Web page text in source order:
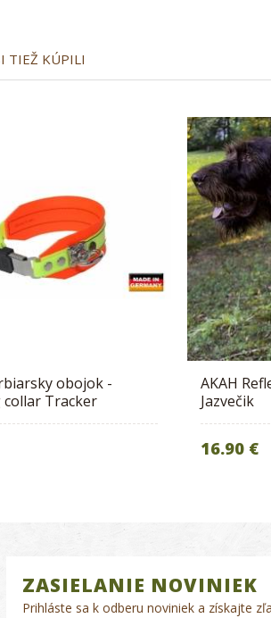
TIEŽ KÚPILI
obojok -
collar Tracker
AKAH
Jazvečik
16.90 €
ZASIELANIE NOVINIEK
Prihláste sa k odberu noviniek a získajte